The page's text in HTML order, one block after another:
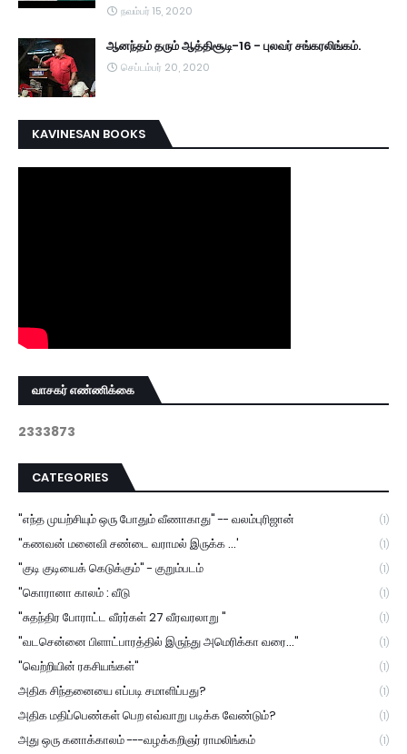
நவம்பர் 15, 2020
ஆனந்தம் தரும் ஆத்திசூடி-16 - புலவர் சங்கரலிங்கம்.
செப்டம்பர் 20, 2020
KAVINESAN BOOKS
வாசகர் எண்ணிக்கை
2333873
CATEGORIES
"எந்த முயற்சியும் ஒரு போதும் வீணாகாது" -- வலம்புரிஜான் (1)
"கணவன் மனைவி சண்டை வராமல் இருக்க ...' (1)
"குடி குடியைக் கெடுக்கும்" - குறும்படம் (1)
"கொரானா காலம் : வீடு (1)
"சுதந்திர போராட்ட வீரர்கள் 27 வீரவரலாறு " (1)
"வடசென்னை பிளாட்பாரத்தில் இருந்து அமெரிக்கா வரை..." (1)
"வெற்றியின் ரகசியங்கள்" (1)
அதிக சிந்தனையை எப்படி சமாளிப்பது? (1)
அதிக மதிப்பெண்கள் பெற எவ்வாறு படிக்க வேண்டும்? (1)
அது ஒரு கனாக்காலம் ---வழக்கறிஞர் ராமலிங்கம் (1)